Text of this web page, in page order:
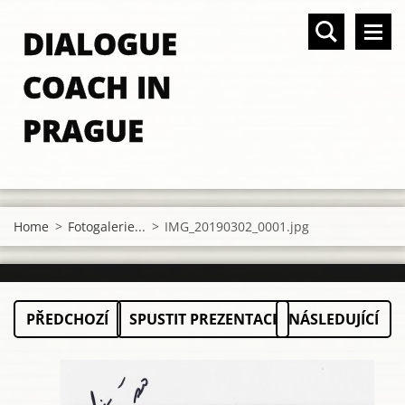
DIALOGUE
COACH IN
PRAGUE
Home > Fotogalerie... > IMG_20190302_0001.jpg
PŘEDCHOZÍ SPUSTIT PREZENTACI NÁSLEDUJÍCÍ